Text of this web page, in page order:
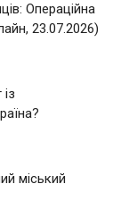
Операційна
23.07.2026)
міський